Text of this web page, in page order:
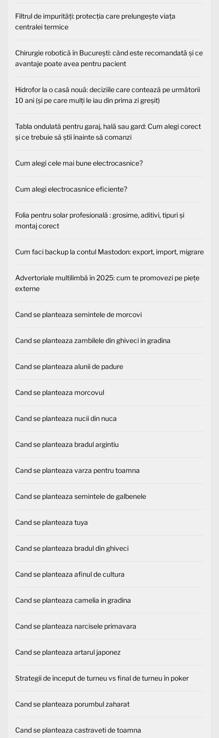
Filtrul de impurități: protecția care prelungește viața
centralei termice
Chirurgie robotică în București: când este recomandată și ce
avantaje poate avea pentru pacient
Hidrofor la o casă nouă: deciziile care contează pe următorii
10 ani (și pe care mulți le iau din prima zi greșit)
Tabla ondulată pentru garaj, hală sau gard: Cum alegi corect
și ce trebuie să știi înainte să comanzi
Cum alegi cele mai bune electrocasnice?
Cum alegi electrocasnice eficiente?
Folia pentru solar profesională : grosime, aditivi, tipuri și
montaj corect
Cum faci backup la contul Mastodon: export, import, migrare
Advertoriale multilimbă în 2025: cum te promovezi pe piețe
externe
Cand se planteaza semintele de morcovi
Cand se planteaza zambilele din ghiveci in gradina
Cand se planteaza alunii de padure
Cand se planteaza morcovul
Cand se planteaza nucii din nuca
Cand se planteaza bradul argintiu
Cand se planteaza varza pentru toamna
Cand se planteaza semintele de galbenele
Cand se planteaza tuya
Cand se planteaza bradul din ghiveci
Cand se planteaza afinul de cultura
Cand se planteaza camelia in gradina
Cand se planteaza narcisele primavara
Cand se planteaza artarul japonez
Strategii de început de turneu vs final de turneu în poker
Cand se planteaza porumbul zaharat
Cand se planteaza castraveti de toamna